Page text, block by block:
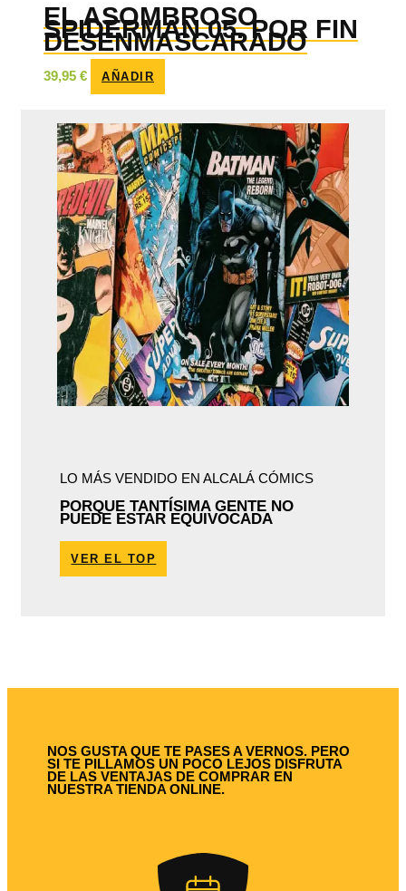
EL ASOMBROSO
SPIDERMAN 05. POR FIN
DESENMASCARADO
39,95 € AÑADIR
LO MÁS VENDIDO EN ALCALÁ CÓMICS
PORQUE TANTÍSIMA GENTE NO
PUEDE ESTAR EQUIVOCADA
VER EL TOP
NOS GUSTA QUE TE PASES A VERNOS. PERO
SI TE PILLAMOS UN POCO LEJOS DISFRUTA
DE LAS VENTAJAS DE COMPRAR EN
NUESTRA TIENDA ONLINE.